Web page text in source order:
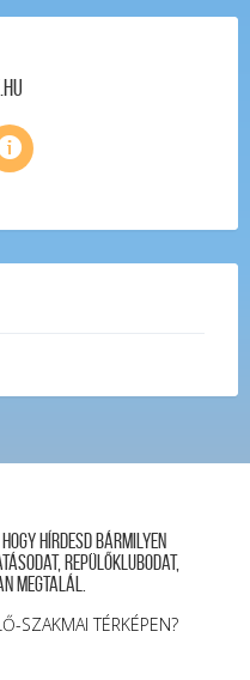
hírdesd bármilyen
repülőklubodat,
megtalál.
SZAKMAI TÉRKÉPEN?